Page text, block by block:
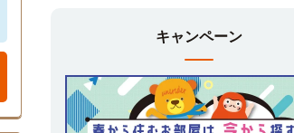
*~*~*~*~*~*~*~*~*~*~*~*~*~*~*~*~*~*~
「お部屋は合格してから探そう…」
キャンペーン